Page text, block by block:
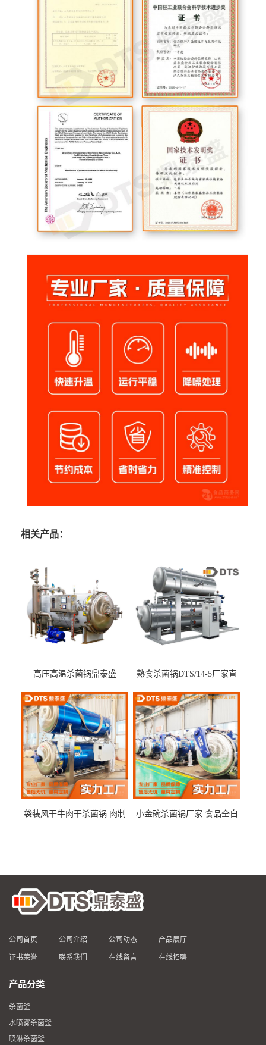
相关产品：
高压高温杀菌锅鼎泰盛
熟食杀菌锅DTS/14-5厂家直
袋装风干牛肉干杀菌锅 肉制
小金碗杀菌锅厂家 食品全自
公司首页 公司介绍 公司动态 产品展厅
证书荣誉 联系我们 在线留言 在线招聘
产品分类
杀菌釜
水喷雾杀菌釜
喷淋杀菌釜